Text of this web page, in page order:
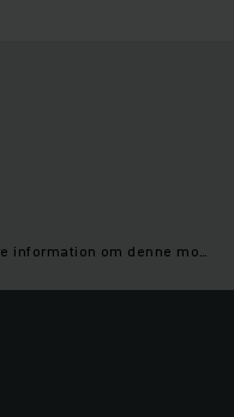
ERD 220 - Leje en truck? Pris og mere information om denne model | Jungheinrich